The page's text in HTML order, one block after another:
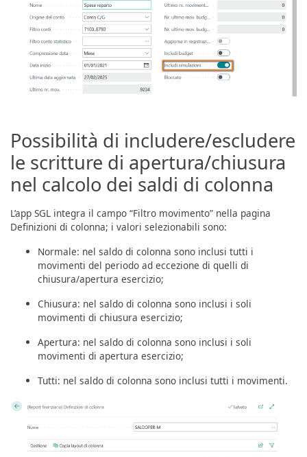
Possibilità di includere/escludere
le scritture di apertura/chiusura
nel calcolo dei saldi di colonna
L’app SGL integra il campo “Filtro movimento” nella pagina
Definizioni di colonna; i valori selezionabili sono:
Normale: nel saldo di colonna sono inclusi tutti i
movimenti del periodo ad eccezione di quelli di
chiusura/apertura esercizio;
Chiusura: nel saldo di colonna sono inclusi i soli
movimenti di chiusura esercizio;
Apertura: nel saldo di colonna sono inclusi i soli
movimenti di apertura esercizio;
Tutti: nel saldo di colonna sono inclusi tutti i movimenti.